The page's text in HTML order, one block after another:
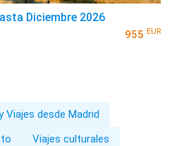
Diciembre 2026
955 EUR
Viajes desde Madrid
Viajes culturales